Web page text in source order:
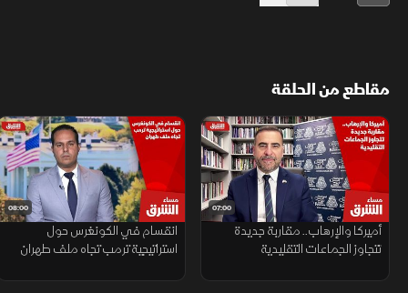
مقاطع من الحلقة
07:00
أميركا والإرهاب.. مقاربة جديدة
تتجاوز الجماعات التقليدية
08:00
انقسام في الكونغرس حول
استراتيجية ترمب تجاه ملف طهران